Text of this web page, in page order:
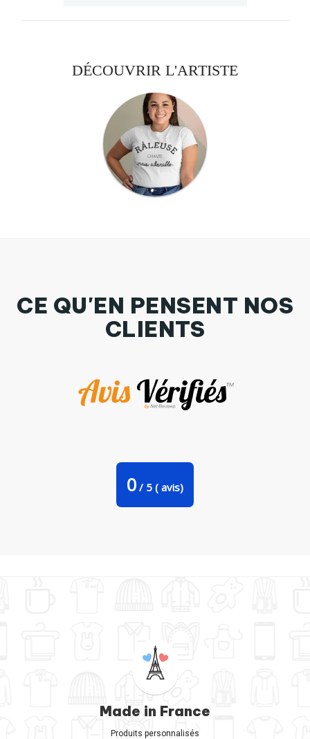
DÉCOUVRIR L'ARTISTE
CE QU'EN PENSENT NOS
CLIENTS
0 / 5 ( avis)
Made in France
Produits personnalisés